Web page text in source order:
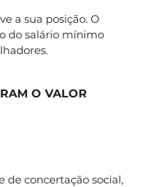
a sua posição. O
do salário mínimo
O VALOR
de concertação social,